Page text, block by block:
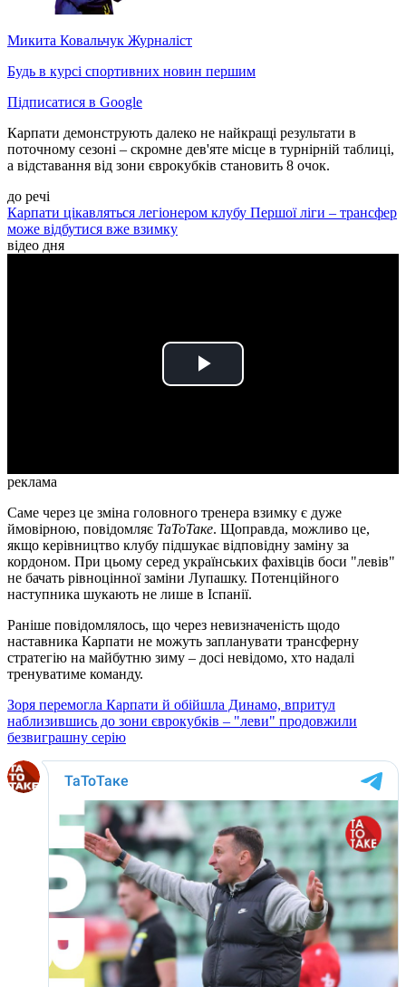
Микита Ковальчук Журналіст
Будь в курсі спортивних новин першим
Підписатися в Google
Карпати демонструють далеко не найкращі результати в
поточному сезоні – скромне дев'яте місце в турнірній таблиці,
а відставання від зони єврокубків становить 8 очок.
до речі
Карпати цікавляться легіонером клубу Першої ліги – трансфер
може відбутися вже взимку
відео дня
Play
реклама
Саме через це зміна головного тренера взимку є дуже
ймовірною, повідомляє ТаТоТаке. Щоправда, можливо це,
якщо керівництво клубу підшукає відповідну заміну за
кордоном. При цьому серед українських фахівців боси "левів"
не бачать рівноцінної заміни Лупашку. Потенційного
наступника шукають не лише в Іспанії.
Раніше повідомлялось, що через невизначеність щодо
наставника Карпати не можуть запланувати трансферну
стратегію на майбутню зиму – досі невідомо, хто надалі
тренуватиме команду.
Зоря перемогла Карпати й обійшла Динамо, впритул
наблизившись до зони єврокубків – "леви" продовжили
безвиграшну серію